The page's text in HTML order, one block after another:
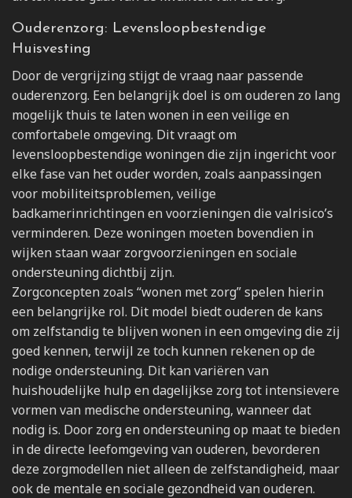
Ouderenzorg: Levensloopbestendige
Huisvesting
Door de vergrijzing stijgt de vraag naar passende
ouderenzorg. Een belangrijk doel is om ouderen zo lang
mogelijk thuis te laten wonen in een veilige en
comfortabele omgeving. Dit vraagt om
levensloopbestendige woningen die zijn ingericht voor
elke fase van het ouder worden, zoals aanpassingen
voor mobiliteitsproblemen, veilige
badkamerinrichtingen en voorzieningen die valrisico’s
verminderen. Deze woningen moeten bovendien in
wijken staan waar zorgvoorzieningen en sociale
ondersteuning dichtbij zijn.
Zorgconcepten zoals “wonen met zorg” spelen hierin
een belangrijke rol. Dit model biedt ouderen de kans
om zelfstandig te blijven wonen in een omgeving die zij
goed kennen, terwijl ze toch kunnen rekenen op de
nodige ondersteuning. Dit kan variëren van
huishoudelijke hulp en dagelijkse zorg tot intensievere
vormen van medische ondersteuning, wanneer dat
nodig is. Door zorg en ondersteuning op maat te bieden
in de directe leefomgeving van ouderen, bevorderen
deze zorgmodellen niet alleen de zelfstandigheid, maar
ook de mentale en sociale gezondheid van ouderen.